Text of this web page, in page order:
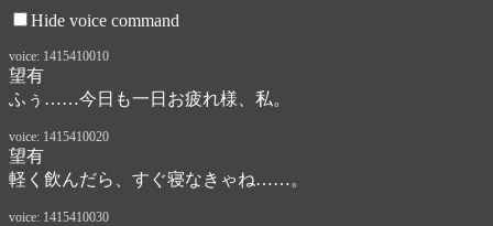
Hide voice command
voice: 1415410010
望有
ふぅ……今日も一日お疲れ様、私。
voice: 1415410020
望有
軽く飲んだら、すぐ寝なきゃね……。
voice: 1415410030